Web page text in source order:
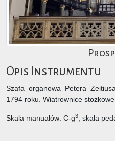
Opis Instrumentu
Szafa organowa Petera
1794 roku. Wiatrownice stożkowe.
Skala manuałów: C-g3; skala